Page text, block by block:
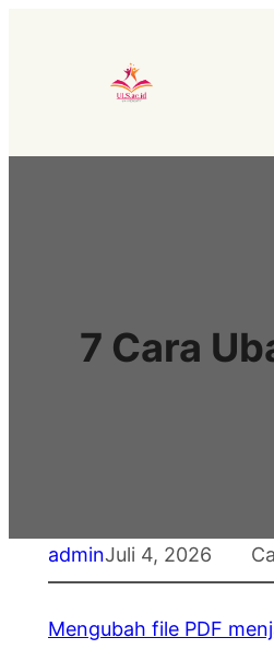
7 Cara
adminJuli 4, 2026
Mengubah file PDF